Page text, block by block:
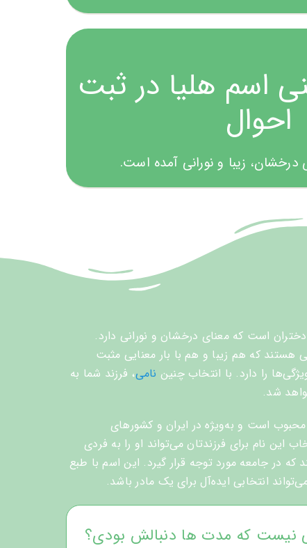
اسم هلیا در ثبت
احوال
درخشان، زیبا و نورانی آمده است.
است که معنای درخشان و نورانی دارد.
هستند که هم زیبا و هم با بار معنایی مثبت
را دارد. با انتخاب چنین نامی، فرزند شما به
شد.
است و به‌ویژه در ایران و کشورهای
این نام برای فرزندتان می‌تواند او را به فردی
در جامعه مورد توجه قرار گیرد. این اسم با طبع
انتخابی ایده‌آل برای یک مادر باشد.
نیست که مدت ها دنبالش بودی؟